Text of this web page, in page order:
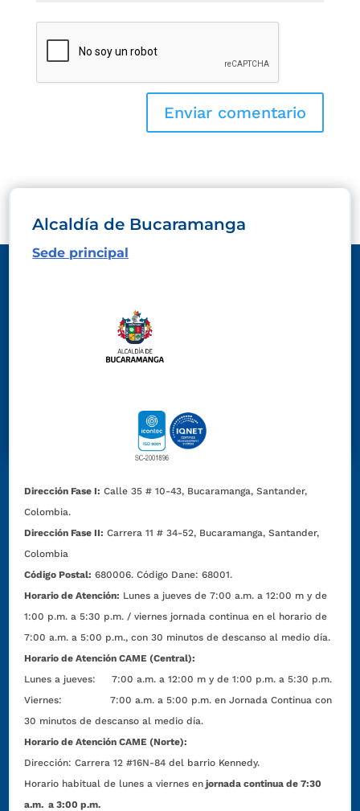
Alcaldía de Bucaramanga
Sede principal
Dirección Fase I: Calle 35 # 10-43, Bucaramanga, Santander,
Colombia.
Dirección Fase II: Carrera 11 # 34-52, Bucaramanga, Santander,
Colombia
Código Postal: 680006. Código Dane: 68001.
Horario de Atención: Lunes a jueves de 7:00 a.m. a 12:00 m y de
1:00 p.m. a 5:30 p.m. / viernes jornada continua en el horario de
7:00 a.m. a 5:00 p.m., con 30 minutos de descanso al medio día.
Horario de Atención CAME (Central):
Lunes a jueves: 7:00 a.m. a 12:00 m y de 1:00 p.m. a 5:30 p.m.
Viernes: 7:00 a.m. a 5:00 p.m. en Jornada Continua con
30 minutos de descanso al medio día.
Horario de Atención CAME (Norte):
Dirección:Carrera 12 #16N-84 del barrio Kennedy.
Horario habitual de lunes a viernes en jornada continua de 7:30
a.m. a 3:00 p.m.